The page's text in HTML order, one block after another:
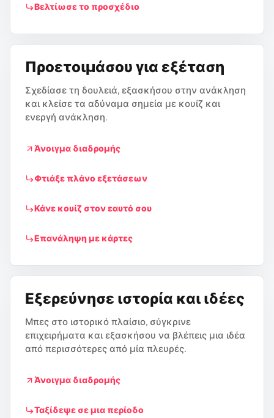
Βελτίωσε το προσχέδιο
Προετοιμάσου για εξέταση
Σχεδίασε τη δουλειά, εξασκήσου στην ανάκληση
και κλείσε τα αδύναμα σημεία με κουίζ και
ενεργή ανάκληση.
Άνοιγμα διαδρομής
Φτιάξε πλάνο εξετάσεων
Κάνε κουίζ στον εαυτό σου
Επανάληψη με κάρτες
Εξερεύνησε ιστορία και ιδέες
Μπες στο ιστορικό πλαίσιο, σύγκρινε
επιχειρήματα και εξασκήσου να βλέπεις μια ιδέα
από περισσότερες από μία πλευρές.
Άνοιγμα διαδρομής
Ταξίδεψε σε μια περίοδο